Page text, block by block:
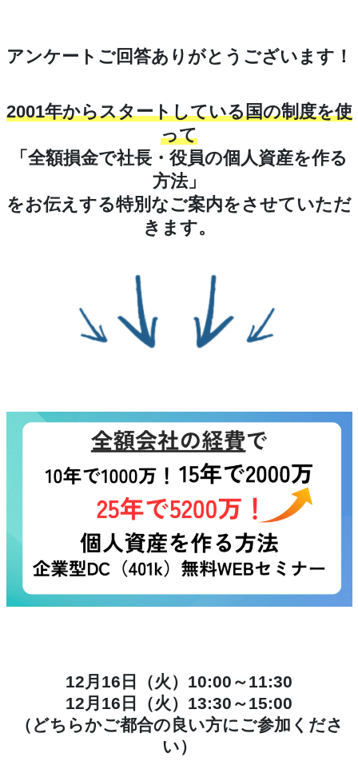
アンケートご回答ありがとうございます！
2001年からスタートしている国の制度を使
って
「全額損金で社長・役員の個人資産を作る
方法」
をお伝えする特別なご案内をさせていただ
きます。
12月16日（火）10:00～11:30
12月16日（火）13:30～15:00
（どちらかご都合の良い方にご参加くださ
い）